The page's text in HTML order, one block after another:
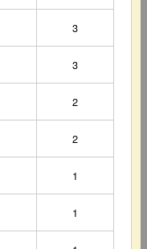
3
3
2
2
1
1